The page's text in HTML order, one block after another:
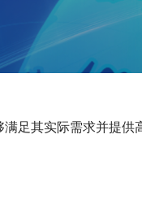
足其实际需求并提供